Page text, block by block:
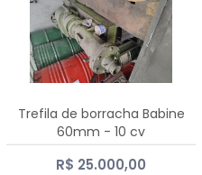
Trefila de borracha Babine
60mm - 10 cv
R$ 25.000,00